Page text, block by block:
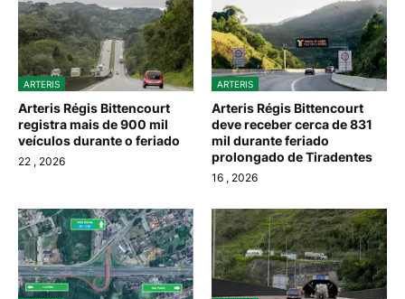
ARTERIS
Arteris Régis Bittencourt
registra mais de 900 mil
veículos durante o feriado
22 , 2026
ARTERIS
Arteris Régis Bittencourt
deve receber cerca de 831
mil durante feriado
prolongado de Tiradentes
16 , 2026